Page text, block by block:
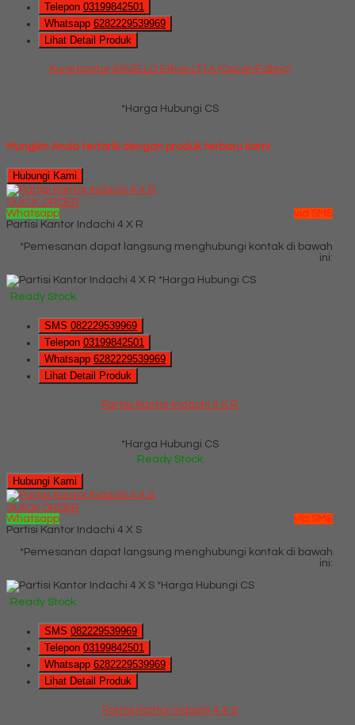
Telepon 03199842501
Whatsapp 6282229539969
Lihat Detail Produk
Kursi kantor SAVELLO Ethos LT1A (Oscar/Fabric)
*Harga Hubungi CS
Mungkin Anda tertarik dengan produk terbaru kami
Hubungi Kami
QUICK ORDER
Whatsapp
via SMS
Partisi Kantor Indachi 4 X R
*Pemesanan dapat langsung menghubungi kontak di bawah
ini:
*Harga Hubungi CS
Ready Stock
SMS 082229539969
Telepon 03199842501
Whatsapp 6282229539969
Lihat Detail Produk
Partisi Kantor Indachi 4 X R
*Harga Hubungi CS
Ready Stock
Hubungi Kami
QUICK ORDER
Whatsapp
via SMS
Partisi Kantor Indachi 4 X S
*Pemesanan dapat langsung menghubungi kontak di bawah
ini:
*Harga Hubungi CS
Ready Stock
SMS 082229539969
Telepon 03199842501
Whatsapp 6282229539969
Lihat Detail Produk
Partisi Kantor Indachi 4 X S